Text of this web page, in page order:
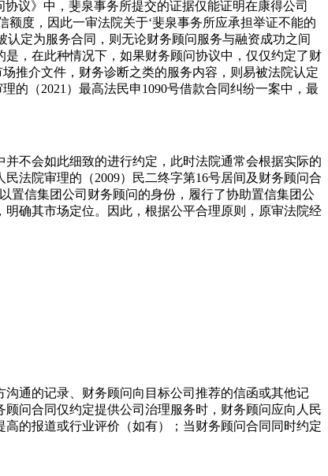
议》中，斐泉事务所提交的证据仅能证明在康得公司
额度，因此一审法院关于‘斐泉事务所应承担举证不能的
认定为服务合同，则无论财务顾问服务与融资成功之间
，在此种情况下，如果财务顾问协议中，仅仅约定了财
推介文件，财务诊断之类的服务内容，则易被法院认定
的（2021）最高法民申1090号借款合同纠纷一案中，最
不会如此细致的进行约定，此时法院通常会根据实际的
法院审理的（2009）民二终字第16号居间及财务顾问合
置信集团公司财务顾问的身份，履行了协助置信集团公
确其市场定位。因此，根据公平合理原则，原审法院经
通的记录、财务顾问向目标公司推荐的信函或其他记
问合同仅约定提供公司治理服务时，财务顾问应向人民
的报道或行业评价（如有）；当财务顾问合同同时约定